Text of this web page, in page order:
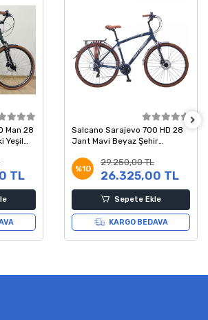
Man 28
Yeşil
TL
Salcano Sarajevo 700 HD 28
Jant Mavi Beyaz Şehir
%10
29.250,00 TL
26.325,00 TL
Sepete Ekle
KARGO BEDAVA